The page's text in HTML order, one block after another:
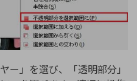
ー」を選び、「透明部分」